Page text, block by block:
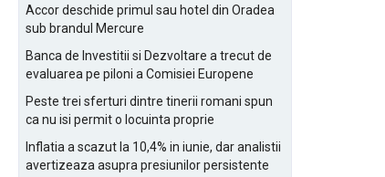
Accor deschide primul sau hotel din Oradea
sub brandul Mercure
Banca de Investitii si Dezvoltare a trecut de
evaluarea pe piloni a Comisiei Europene
Peste trei sferturi dintre tinerii romani spun
ca nu isi permit o locuinta proprie
Inflatia a scazut la 10,4% in iunie, dar analistii
avertizeaza asupra presiunilor persistente